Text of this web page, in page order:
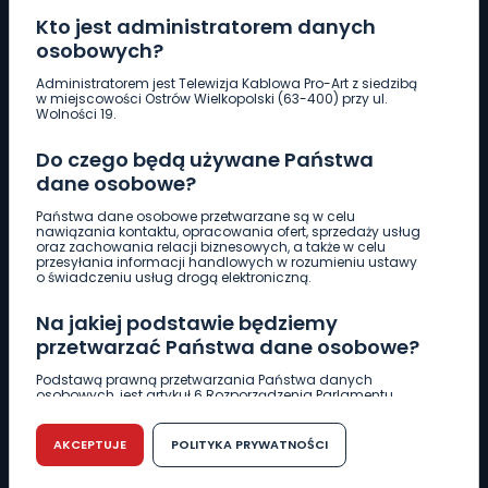
Kto jest administratorem danych
osobowych?
Administratorem jest Telewizja Kablowa Pro-Art z siedzibą
w miejscowości Ostrów Wielkopolski (63-400) przy ul.
Wolności 19.
Do czego będą używane Państwa
dane osobowe?
Państwa dane osobowe przetwarzane są w celu
nawiązania kontaktu, opracowania ofert, sprzedaży usług
oraz zachowania relacji biznesowych, a także w celu
przesyłania informacji handlowych w rozumieniu ustawy
o świadczeniu usług drogą elektroniczną.
Na jakiej podstawie będziemy
przetwarzać Państwa dane osobowe?
Podstawą prawną przetwarzania Państwa danych
osobowych, jest artykuł 6 Rozporządzenia Parlamentu
r. w sprawie ochrony osób fizycznych w związku z
przetwarzaniem danych osobowych w sprawie
swobodnego przepływu takich danych oraz uchylenia
dyrektywy 95/46/WE (RODO).
AKCEPTUJE POLITYKA PRYWATNOŚCI
Pobierz logotyp
661 997 997
REDAKCJA
62 735 22 22redakcja@wlkp24.info
DZIAŁ REKLAMY
62 735 01 85 reklama@wlkp24.info
WIADOMOŚCI
CIEKAWOSTKI